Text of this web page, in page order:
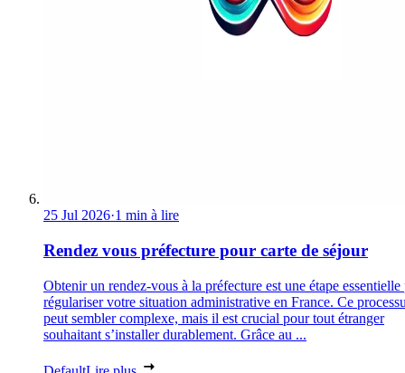
25 Jul 2026·1 min à lire
Rendez vous préfecture pour carte de séjour
Obtenir un rendez-vous à la préfecture est une étape essentielle
régulariser votre situation administrative en France. Ce
peut sembler complexe, mais il est crucial pour tout étranger
souhaitant s’installer durablement. Grâce au ...